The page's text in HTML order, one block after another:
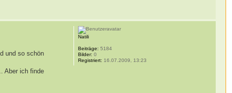
und so schön
Aber ich finde
Natili
Beiträge: 5184
Bilder: 0
Registriert: 16.07.2009, 13:23